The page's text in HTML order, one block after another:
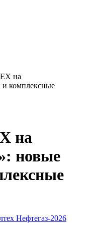
на
комплексные
на
новые
Нефтегаз-2026